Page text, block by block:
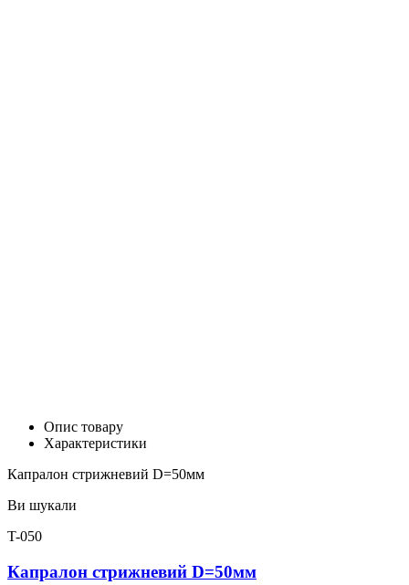
Опис товару
Характеристики
Капралон стрижневий D=50мм
Ви шукали
T-050
Капралон стрижневий D=50мм